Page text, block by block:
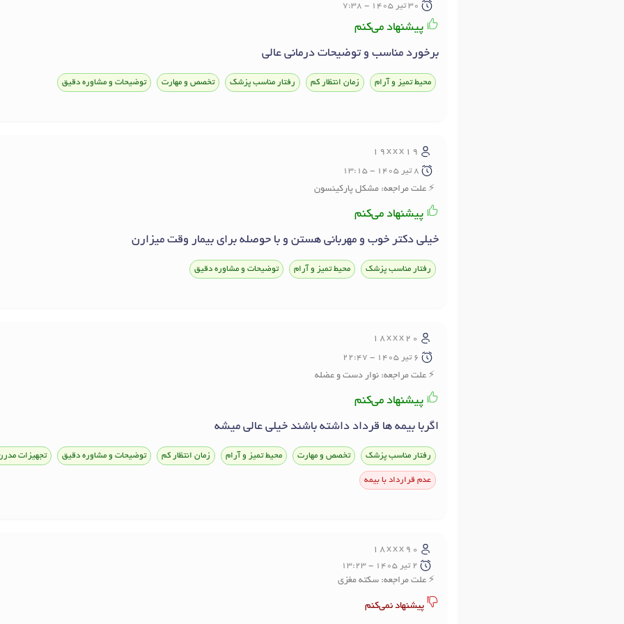
30 تير 1405 - 7:38
پیشنهاد می‌کنم
برخورد مناسب و توضیحات درمانی عالی
محیط تمیز و آرام زمان انتظار کم رفتار مناسب پزشک تخصص و مهارت توضیحات و مشاوره دقیق
19xxx19
8 تير 1405 - 13:15
علت مراجعه: مشکل پارکینسون
پیشنهاد می‌کنم
خیلی دکتر خوب و مهربانی هستن و با حوصله برای بیمار وقت میزارن
رفتار مناسب پزشک محیط تمیز و آرام توضیحات و مشاوره دقیق
18xxx20
6 تير 1405 - 22:47
علت مراجعه: نوار دست و عضله
پیشنهاد می‌کنم
اگربا بیمه ها قرداد داشته باشند خیلی عالی میشه
رفتار مناسب پزشک تخصص و مهارت محیط تمیز و آرام زمان انتظار کم توضیحات و مشاوره دقیق تجهیزات
عدم قرارداد با بیمه
18xxx90
2 تير 1405 - 13:23
علت مراجعه: سکته مغزی
پیشنهاد نمی‌کنم